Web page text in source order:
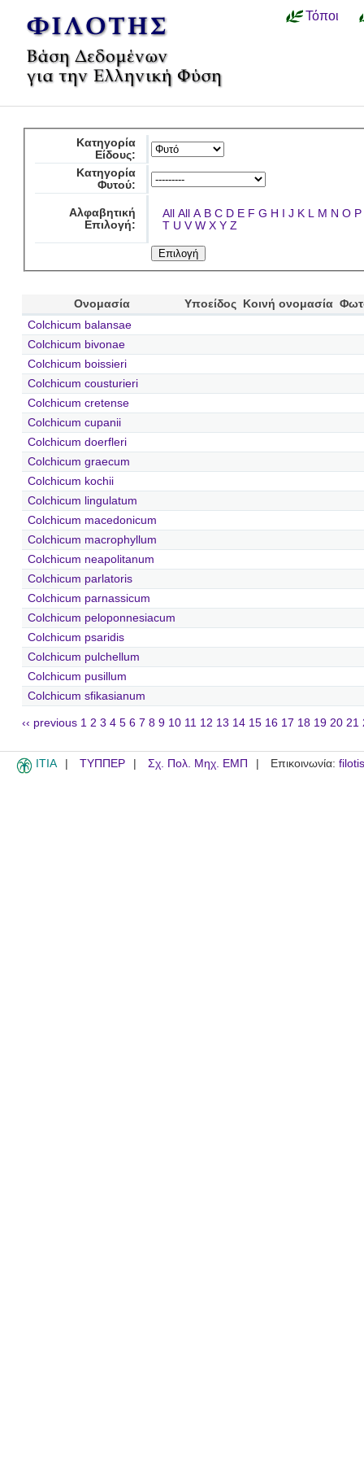
Τόποι
Κατηγορία
Είδους:
Κατηγορία
Φυτού:
Αλφαβητική
Επιλογή:
All All A B C D E F G H I J K L M N O P
T U V W X Y Z
Ονομασία Υποείδος Κοινή ονομασία
Colchicum balansae
Colchicum bivonae
Colchicum boissieri
Colchicum cousturieri
Colchicum cretense
Colchicum cupanii
Colchicum doerfleri
Colchicum graecum
Colchicum kochii
Colchicum lingulatum
Colchicum macedonicum
Colchicum macrophyllum
Colchicum neapolitanum
Colchicum parlatoris
Colchicum parnassicum
Colchicum peloponnesiacum
Colchicum psaridis
Colchicum pulchellum
Colchicum pusillum
Colchicum sfikasianum
‹‹ previous 1 2 3 4 5 6 7 8 9 10 11 12 13 14 15 16 17 18 19 20 21
ITIA ΤΥΠΠΕΡ Σχ. Πολ. Μηχ. ΕΜΠ Επικοινωνία: